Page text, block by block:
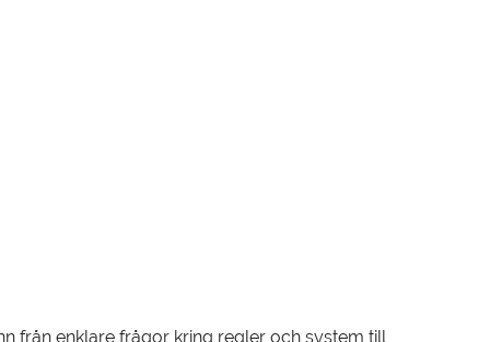
från enklare frågor kring regler och system till